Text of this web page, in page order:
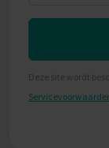
Deze site wordt